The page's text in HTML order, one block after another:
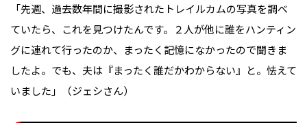
「先週、過去数年間に撮影されたトレイルカムの写真を調べ
ていたら、これを見つけたんです。２人が他に誰をハンティン
グに連れて行ったのか、まったく記憶になかったので聞きま
したよ。でも、夫は『まったく誰だかわからない』と。怯えて
いました」（ジェシさん）